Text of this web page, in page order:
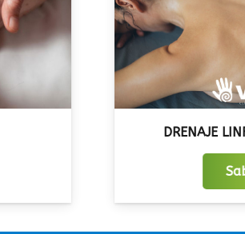
DRENAJE LINFÁTICO MANUAL